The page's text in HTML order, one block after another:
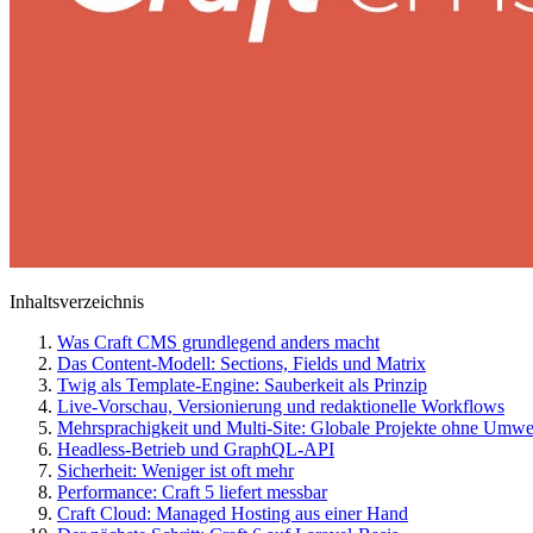
Inhaltsverzeichnis
Was Craft CMS grundlegend anders macht
Das Content-Modell: Sections, Fields und Matrix
Twig als Template-Engine: Sauberkeit als Prinzip
Live-Vorschau, Versionierung und redaktionelle Workflows
Mehrsprachigkeit und Multi-Site: Globale Projekte ohne
Headless-Betrieb und GraphQL-API
Sicherheit: Weniger ist oft mehr
Performance: Craft 5 liefert messbar
Craft Cloud: Managed Hosting aus einer Hand